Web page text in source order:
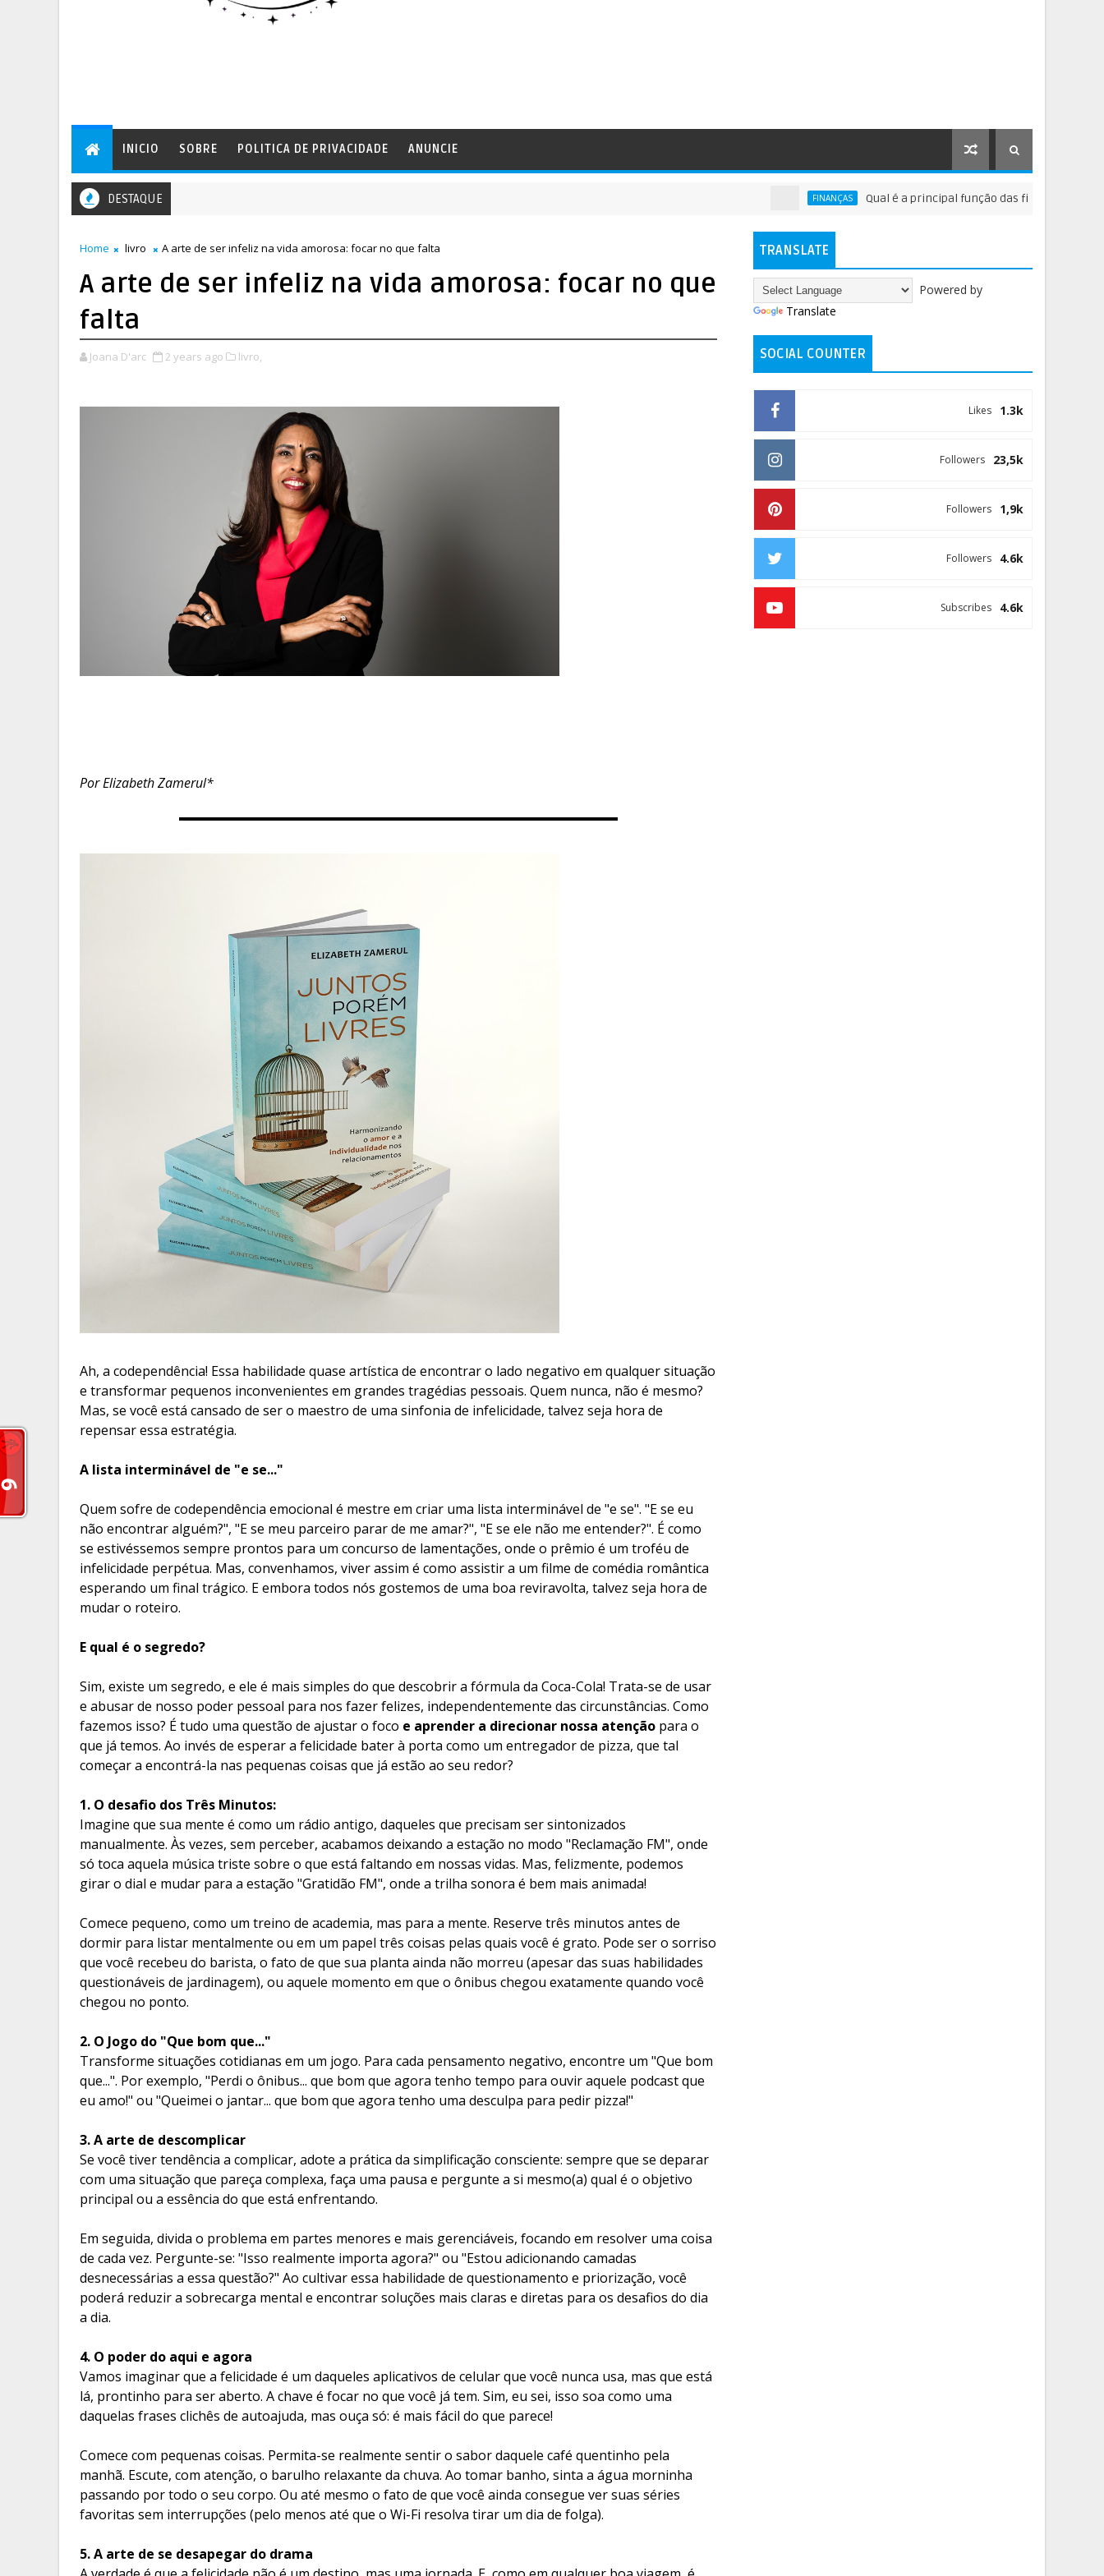
INICIO SOBRE POLITICA DE PRIVACIDADE ANUNCIE
DESTAQUE Qual é a principal função das finanças?
Home livro A arte de ser infeliz na vida amorosa: focar no que falta
A arte de ser infeliz na vida amorosa: focar no que
falta
Joana D'arc 2 years ago livro,
Por Elizabeth Zamerul*
Ah, a codependência! Essa habilidade quase artística de encontrar o lado negativo em qualquer situação
e transformar pequenos inconvenientes em grandes tragédias pessoais. Quem nunca, não é mesmo?
Mas, se você está cansado de ser o maestro de uma sinfonia de infelicidade, talvez seja hora de
repensar essa estratégia.
A lista interminável de "e se..."
Quem sofre de codependência emocional é mestre em criar uma lista interminável de "e se". "E se eu
não encontrar alguém?", "E se meu parceiro parar de me amar?", "E se ele não me entender?". É como
se estivéssemos sempre prontos para um concurso de lamentações, onde o prêmio é um troféu de
infelicidade perpétua. Mas, convenhamos, viver assim é como assistir a um filme de comédia romântica
esperando um final trágico. E embora todos nós gostemos de uma boa reviravolta, talvez seja hora de
mudar o roteiro.
E qual é o segredo?
Sim, existe um segredo, e ele é mais simples do que descobrir a fórmula da Coca-Cola! Trata-se de usar
e abusar de nosso poder pessoal para nos fazer felizes, independentemente das circunstâncias. Como
fazemos isso? É tudo uma questão de ajustar o foco e aprender a direcionar nossa atenção para o
que já temos. Ao invés de esperar a felicidade bater à porta como um entregador de pizza, que tal
começar a encontrá-la nas pequenas coisas que já estão ao seu redor?
1. O desafio dos Três Minutos:
Imagine que sua mente é como um rádio antigo, daqueles que precisam ser sintonizados
manualmente. Às vezes, sem perceber, acabamos deixando a estação no modo "Reclamação FM", onde
só toca aquela música triste sobre o que está faltando em nossas vidas. Mas, felizmente, podemos
girar o dial e mudar para a estação "Gratidão FM", onde a trilha sonora é bem mais animada!
Comece pequeno, como um treino de academia, mas para a mente. Reserve três minutos antes de
dormir para listar mentalmente ou em um papel três coisas pelas quais você é grato. Pode ser o sorriso
que você recebeu do barista, o fato de que sua planta ainda não morreu (apesar das suas habilidades
questionáveis de jardinagem), ou aquele momento em que o ônibus chegou exatamente quando você
chegou no ponto.
2. O Jogo do "Que bom que..."
Transforme situações cotidianas em um jogo. Para cada pensamento negativo, encontre um "Que bom
que...". Por exemplo, "Perdi o ônibus... que bom que agora tenho tempo para ouvir aquele podcast que
eu amo!" ou "Queimei o jantar... que bom que agora tenho uma desculpa para pedir pizza!"
3. A arte de descomplicar
Se você tiver tendência a complicar, adote a prática da simplificação consciente: sempre que se deparar
com uma situação que pareça complexa, faça uma pausa e pergunte a si mesmo(a) qual é o objetivo
principal ou a essência do que está enfrentando.
Em seguida, divida o problema em partes menores e mais gerenciáveis, focando em resolver uma coisa
de cada vez. Pergunte-se: "Isso realmente importa agora?" ou "Estou adicionando camadas
desnecessárias a essa questão?" Ao cultivar essa habilidade de questionamento e priorização, você
poderá reduzir a sobrecarga mental e encontrar soluções mais claras e diretas para os desafios do dia
a dia.
4. O poder do aqui e agora
Vamos imaginar que a felicidade é um daqueles aplicativos de celular que você nunca usa, mas que está
lá, prontinho para ser aberto. A chave é focar no que você já tem. Sim, eu sei, isso soa como uma
daquelas frases clichês de autoajuda, mas ouça só: é mais fácil do que parece!
Comece com pequenas coisas. Permita-se realmente sentir o sabor daquele café quentinho pela
manhã. Escute, com atenção, o barulho relaxante da chuva. Ao tomar banho, sinta a água morninha
passando por todo o seu corpo. Ou até mesmo o fato de que você ainda consegue ver suas séries
favoritas sem interrupções (pelo menos até que o Wi-Fi resolva tirar um dia de folga).
5. A arte de se desapegar do drama
TRANSLATE
Powered by
Translate
SOCIAL COUNTER
1.3k
Likes
23,5k
Followers
1,9k
Followers
4.6k
Followers
4.6k
Subscribes